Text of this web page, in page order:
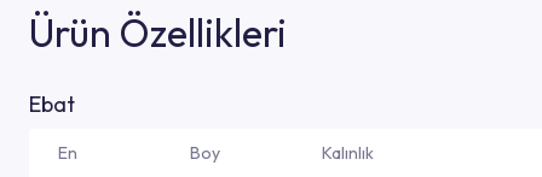
Ürün Özellikleri
Ebat
En Boy Kalınlık